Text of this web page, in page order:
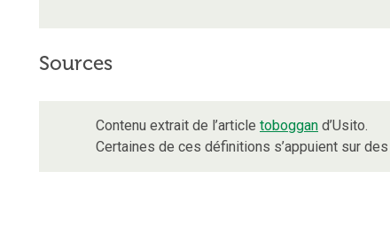
Sources
Contenu extrait de l’article toboggan d’Usito.
Certaines de ces définitions s’appuient sur